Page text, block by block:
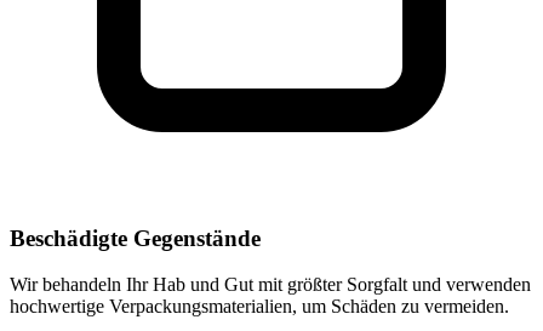
Beschädigte Gegenstände
Wir behandeln Ihr Hab und Gut mit größter Sorgfalt und verwenden
hochwertige Verpackungsmaterialien, um Schäden zu vermeiden.